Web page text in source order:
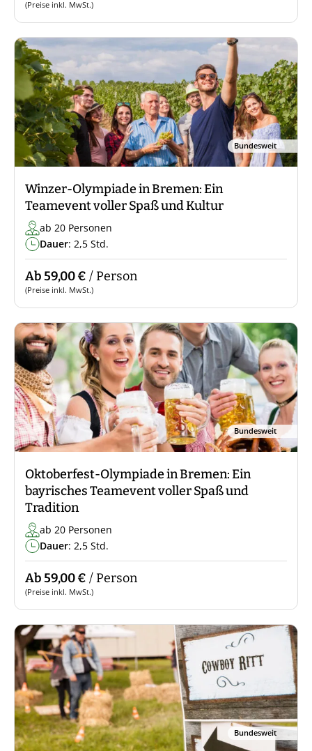
(Preise inkl. MwSt.)
Bundesweit
Winzer-Olympiade in Bremen: Ein
Teamevent voller Spaß und Kultur
ab 20 Personen
Dauer: 2,5 Std.
Ab 59,00 € / Person
(Preise inkl. MwSt.)
Bundesweit
Oktoberfest-Olympiade in Bremen: Ein
bayrisches Teamevent voller Spaß und
Tradition
ab 20 Personen
Dauer: 2,5 Std.
Ab 59,00 € / Person
(Preise inkl. MwSt.)
Bundesweit